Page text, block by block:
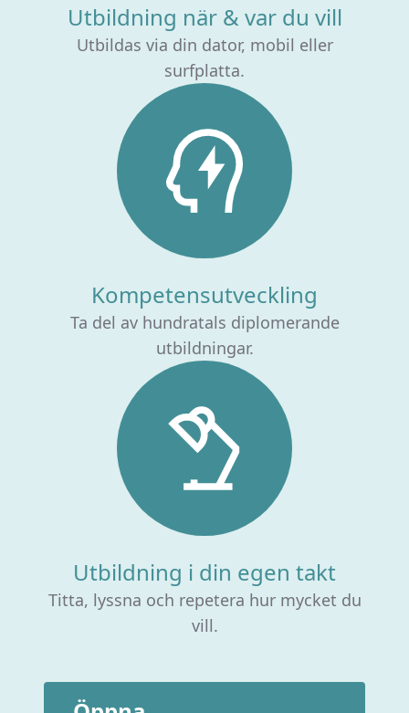
Utbildning när & var du vill
Utbildas via din dator, mobil eller
surfplatta.
Kompetensutveckling
Ta del av hundratals diplomerande
utbildningar.
Utbildning i din egen takt
Titta, lyssna och repetera hur mycket du
vill.